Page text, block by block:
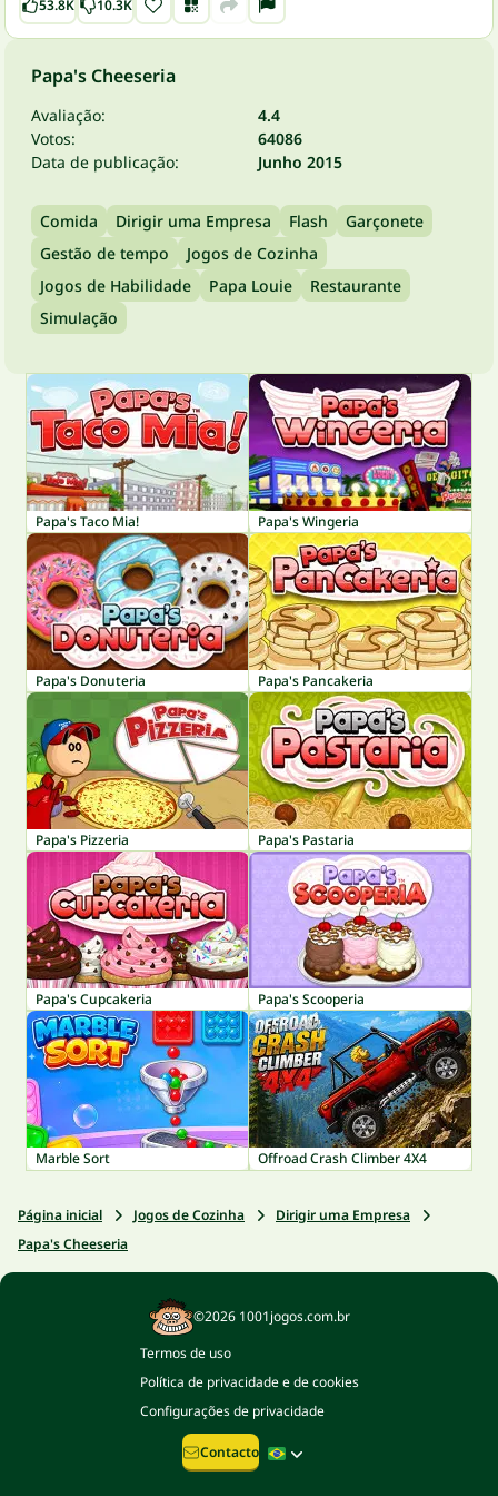
53.8K 10.3K
Papa's Cheeseria
Avaliação:
4.4
Votos:
64086
Data de publicação:
Junho 2015
Comida Dirigir uma Empresa Flash
Garçonete
Gestão de tempo
Jogos de Cozinha
Jogos de Habilidade
Papa Louie
Restaurante
Simulação
Papa's Taco Mia! Papa's Wingeria
Papa's Donuteria Papa's Pancakeria
Papa's Pizzeria Papa's Pastaria
Papa's Cupcakeria Papa's Scooperia
Marble Sort Offroad Crash Climber 4X4
Página inicial Jogos de Cozinha
Dirigir uma Empresa
Papa's Cheeseria
©2026 1001jogos.com.br
Termos de uso
Política de privacidade e de cookies
Configurações de privacidade
Contacto